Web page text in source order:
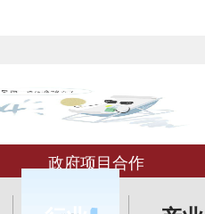
政府项目合作